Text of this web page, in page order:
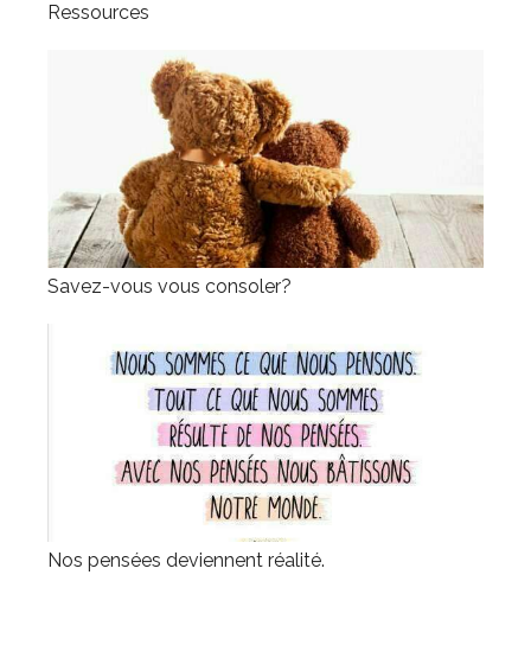
Ressources
Savez-vous vous consoler?
Nos pensées deviennent réalité.